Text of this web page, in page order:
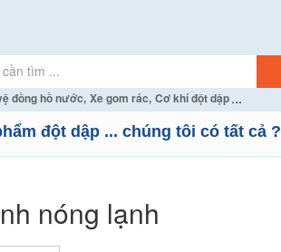
đồng hồ nước, Xe gom rác, Cơ khí đột dập...
đột dập ... chúng tôi có tất cả ?
nóng lạnh